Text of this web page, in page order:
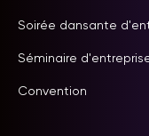
Soirée dansante
Séminaire
Convention